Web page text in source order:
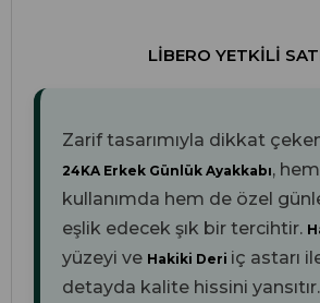
LIBERO YETKILI
Zarif tasarımıyla dikkat
24KA Erkek Günlük Ayakkabı,
kullanımda hem de özel
eşlik edecek şık bir tercihtir.
yüzeyi ve Hakiki Deri iç astarı
detayda kalite hissini yansıtır.